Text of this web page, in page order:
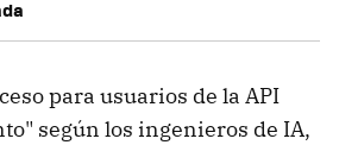
para usuarios de la API
según los ingenieros de IA,